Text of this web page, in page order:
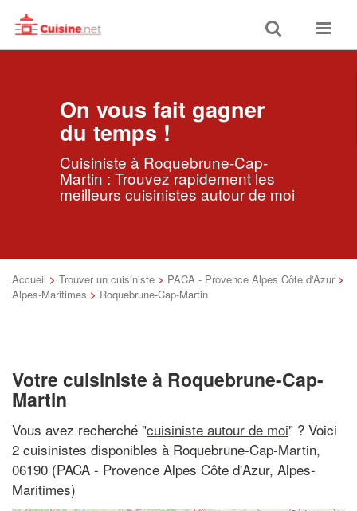
Toggle
search
Toggle
On vous fait gagner
du temps !
Cuisiniste à Roquebrune-Cap-
Martin : Trouvez rapidement les
meilleurs cuisinistes autour de moi
Accueil > Trouver un cuisiniste > PACA - Provence Alpes Côte d'Azur >
Alpes-Maritimes > Roquebrune-Cap-Martin
Votre cuisiniste à Roquebrune-Cap-
Martin
Vous avez recherché "cuisiniste autour de moi" ? Voici
2 cuisinistes disponibles à Roquebrune-Cap-Martin,
06190 (PACA - Provence Alpes Côte d'Azur, Alpes-
Maritimes)